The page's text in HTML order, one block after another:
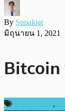
By Supakiat
มิถุนายน 1, 2021
,